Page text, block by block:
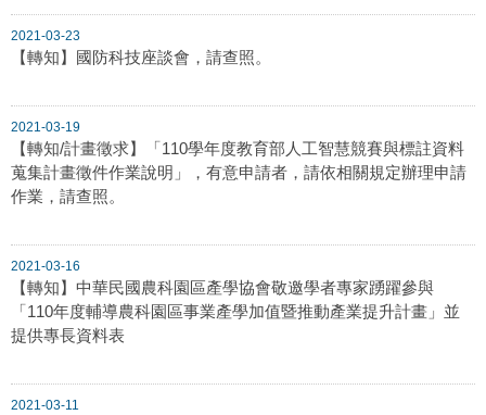
2021-03-23
【轉知】國防科技座談會，請查照。
2021-03-19
【轉知/計畫徵求】「110學年度教育部人工智慧競賽與標註資料
蒐集計畫徵件作業說明」，有意申請者，請依相關規定辦理申請
作業，請查照。
2021-03-16
【轉知】中華民國農科園區產學協會敬邀學者專家踴躍參與
「110年度輔導農科園區事業產學加值暨推動產業提升計畫」並
提供專長資料表
2021-03-11